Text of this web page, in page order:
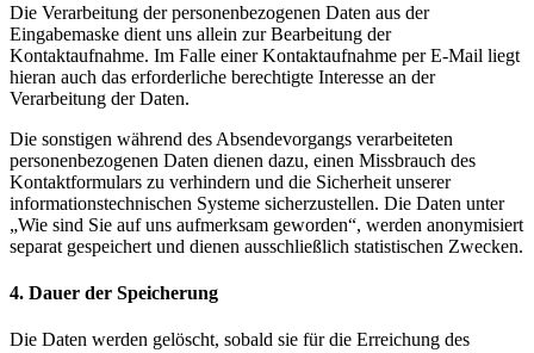
Die Verarbeitung der personenbezogenen Daten aus der
Eingabemaske dient uns allein zur Bearbeitung der
Kontaktaufnahme. Im Falle einer Kontaktaufnahme per E-Mail liegt
hieran auch das erforderliche berechtigte Interesse an der
Verarbeitung der Daten.
Die sonstigen während des Absendevorgangs verarbeiteten
personenbezogenen Daten dienen dazu, einen Missbrauch des
Kontaktformulars zu verhindern und die Sicherheit unserer
informationstechnischen Systeme sicherzustellen. Die Daten unter
„Wie sind Sie auf uns aufmerksam geworden“, werden anonymisiert
separat gespeichert und dienen ausschließlich statistischen Zwecken.
4. Dauer der Speicherung
Die Daten werden gelöscht, sobald sie für die Erreichung des